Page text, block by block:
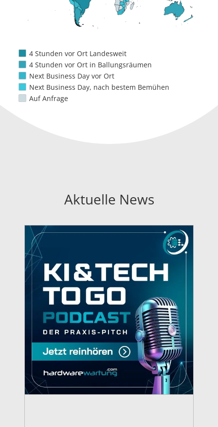
4 Stunden vor Ort Landesweit
4 Stunden vor Ort in Ballungsräumen
Next Business Day vor Ort
Next Business Day, nach bestem Bemühen
Auf Anfrage
Aktuelle News